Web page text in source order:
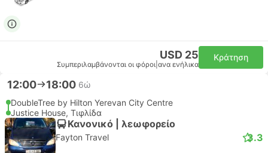
USD 25
Συμπεριλαμβάνονται οι φόροι ανα ενήλικα
Κράτηση
12:00 18:00 6ώ
DoubleTree by Hilton Yerevan City Centre
Justice House, Τιφλίδα
Κανονικό | λεωφορείο
Fayton Travel 3.3